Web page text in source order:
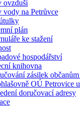
ovzduší
vody na Petrůvce
plán
ke stažení
hospodářství
knihovna
zásilek
OÚ Petrovice
doručovací adresy